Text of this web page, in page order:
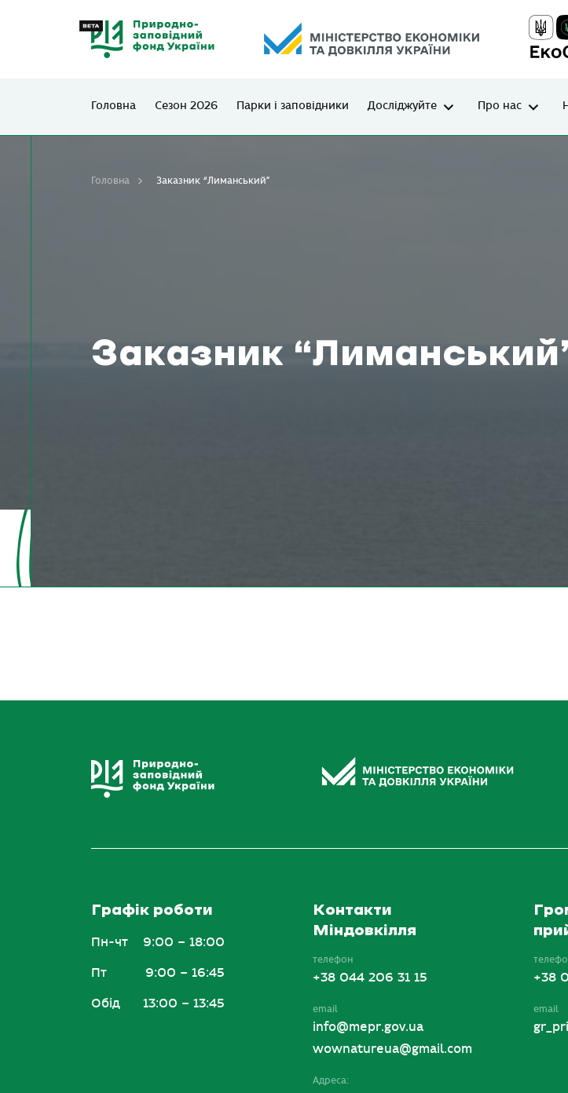
Головна Сезон 2026 Парки і заповідники Досліджуйте Про нас
Заказник
Головна Заказник “Лиманський”
Графік роботи
Пн-чт 9:00 – 18:00
Пт 9:00 – 16:45
Обід 13:00 – 13:45
Контакти
Міндовкілля
телефон
+38 044 206 31 15
email
info@mepr.gov.ua
wownatureua@gmail.com
Адреса:
+38
email